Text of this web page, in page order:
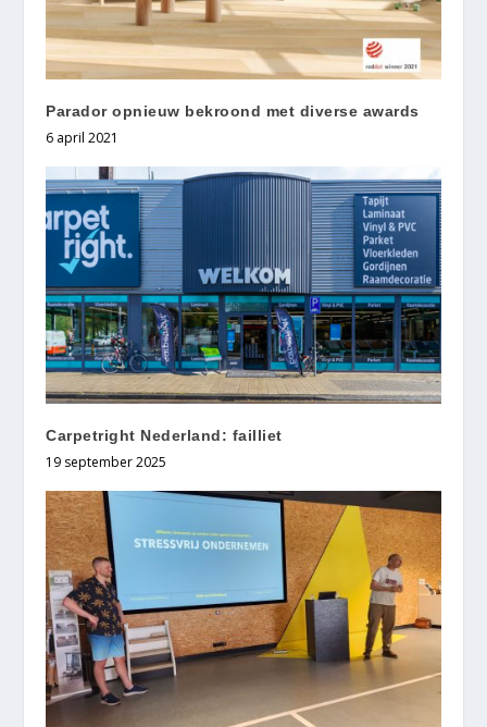
Parador opnieuw bekroond met diverse awards
6 april 2021
Carpetright Nederland: failliet
19 september 2025